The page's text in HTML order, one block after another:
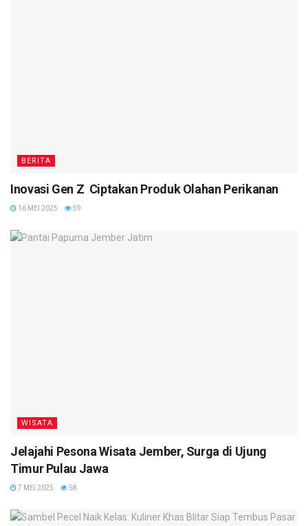
BERITA
Inovasi Gen Z Ciptakan Produk Olahan Perikanan
16 MEI 2025 59
WISATA
Jelajahi Pesona Wisata Jember, Surga di Ujung
Timur Pulau Jawa
7 MEI 2025 58